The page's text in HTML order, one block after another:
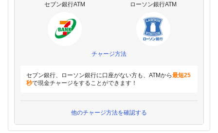
セブン銀行ATM ローソン銀行ATM
チャージ方法
セブン銀行、ローソン銀行に口座がない方も、ATMから最短25
秒で現金チャージをすることができます！
他のチャージ方法を確認する